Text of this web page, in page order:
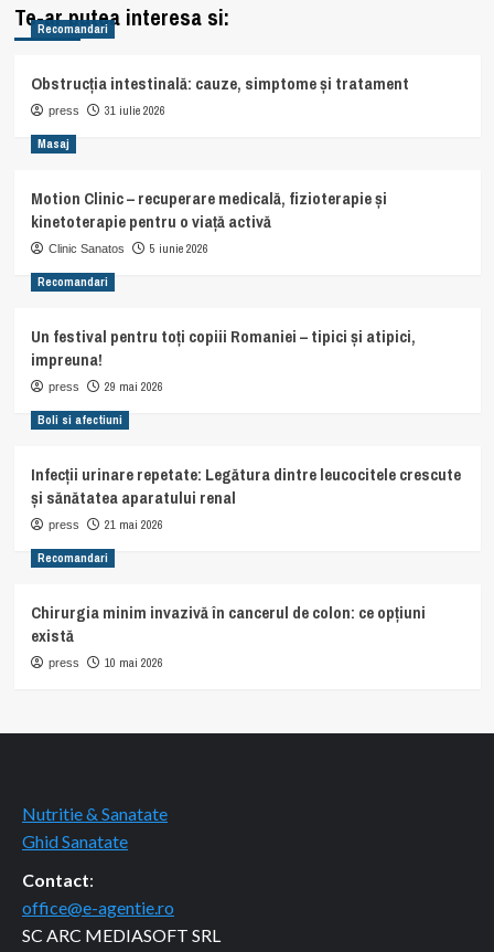
Te-ar putea interesa si:
Recomandari
Obstrucția intestinală: cauze, simptome și tratament
press 31 iulie 2026
Masaj
Motion Clinic – recuperare medicală, fizioterapie și
kinetoterapie pentru o viață activă
Clinic Sanatos 5 iunie 2026
Recomandari
Un festival pentru toți copiii Romaniei – tipici și atipici,
impreuna!
press 29 mai 2026
Boli si afectiuni
Infecții urinare repetate: Legătura dintre leucocitele crescute
și sănătatea aparatului renal
press 21 mai 2026
Recomandari
Chirurgia minim invazivă în cancerul de colon: ce opțiuni
există
press 10 mai 2026
Nutritie & Sanatate
Ghid Sanatate
Contact:
office@e-agentie.ro
SC ARC MEDIASOFT SRL